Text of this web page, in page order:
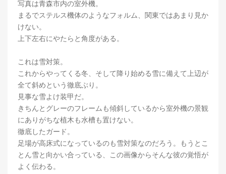
写真は青森市内の室外機。
まるでステルス機体のようなフォルム、関東ではあまり見か
けない。
上下左右にやたらと角度がある。
これは雪対策。
これからやってくる冬、そして降り始める雪に備えて上辺が
全て斜めという徹底ぶり。
見事な雪よけ装甲だ。
きちんとグレーのフレームも傾斜しているから室外機の景観
にありがちな植木も水槽も置けない。
徹底したガード。
足場が高床式になっているのも雪対策なのだろう。もうとこ
とん雪と向かい合っている、この画像からそんな彼の覚悟が
よく伝わる。